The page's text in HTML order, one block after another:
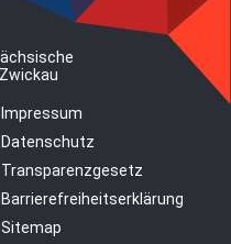
Impressum
Datenschutz
Transparenzgesetz
Barrierefreiheitserklärung
Sitemap